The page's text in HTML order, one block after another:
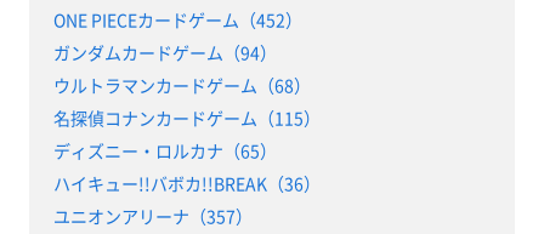
ONE PIECEカードゲーム（452）
ガンダムカードゲーム（94）
ウルトラマンカードゲーム（68）
名探偵コナンカードゲーム（115）
ディズニー・ロルカナ（65）
ハイキュー!!バボカ!!BREAK（36）
ユニオンアリーナ（357）